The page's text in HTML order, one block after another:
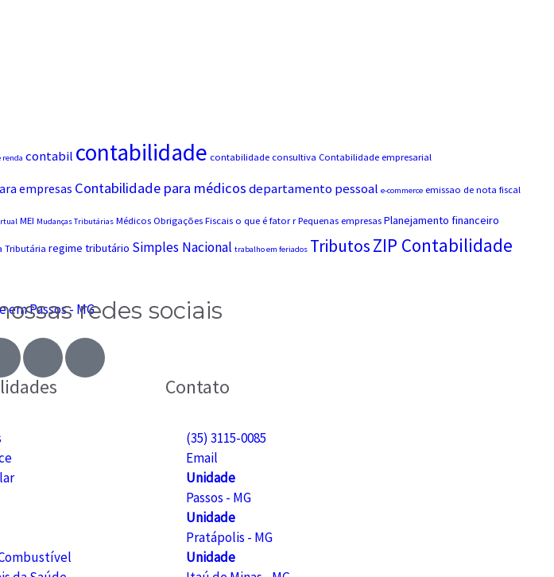
renda contabil contabilidade contabilidade consultiva Contabilidade empresarial
empresas Contabilidade para médicosdepartamento pessoal e-commerce emissao de nota fiscal
MEI Mudanças Tributárias Médicos Obrigações Fiscais o que é fator r Pequenas empresas Planejamento financeiro
Tributária regime tributário Simples Nacional trabalho em feriados TributosZIP Contabilidade
redes sociais
Contato
(35) 3115-0085
Email
Unidade
Passos - MG
Unidade
Pratápolis - MG
Unidade